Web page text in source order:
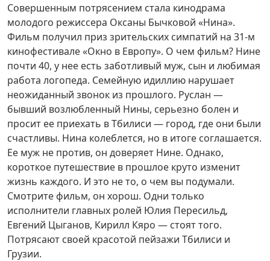
Совершенным потрясени­ем стала кинодрама
молодого режиссера Оксаны Бычковой «Нина».
Фильм получил приз зрительских симпатий на 31-м
кинофестивале «Окно в Евро­пу». О чем фильм? Нине
почти 40, у нее есть заботливый муж, сын и любимая
работа логопеда. Семейную идил­лию нарушает
неожиданный звонок из прошлого. Руслан —
бывший возлюбленный Нины, серьезно болен и
просит ее приехать в Тбилиси — город, где они были
счастливы. Нина колеблется, но в итоге соглашается.
Ее муж не против, он до­веряет Нине. Однако,
короткое путешествие в прошлое круто изменит
жизнь каждого. И это не то, о чем вы подумали.
Смотрите фильм, он хорош. Одни только
исполнители главных ролей Юлия Пересильд,
Евгений Цыганов, Кирилл Кяро — стоят того.
Потрясают своей красотой пейзажи Тбилиси и
Грузии.